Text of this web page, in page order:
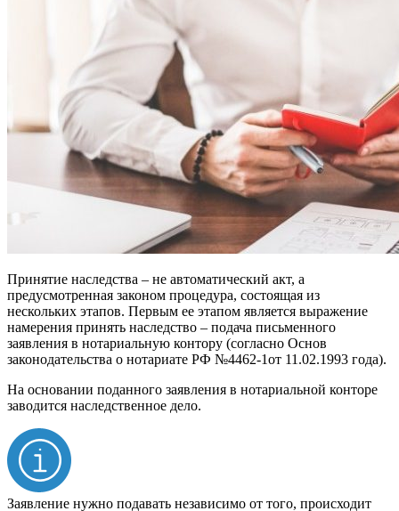
Принятие наследства – не автоматический акт, а
предусмотренная законом процедура, состоящая из
нескольких этапов. Первым ее этапом является выражение
намерения принять наследство – подача письменного
заявления в нотариальную контору (согласно Основ
законодательства о нотариате РФ №4462-1от 11.02.1993 года).
На основании поданного заявления в нотариальной конторе
заводится наследственное дело.
Заявление нужно подавать независимо от того, происходит